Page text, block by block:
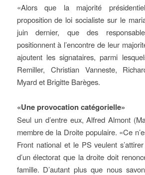
«Alors que la majorité
proposition de loi socialiste sur le
juin dernier, que des
positionnent à l’encontre de leur
ajoutent les signataires, parmi
Remiller, Christian Vanneste,
Myard et Brigitte Barèges.
«Une provocation catégorielle»
Seul un d’entre eux, Alfred Almont
membre de la Droite populaire. «Ce
Front national et le PS veulent
d’un électorat que la droite doit
famille. D’autant plus que nous